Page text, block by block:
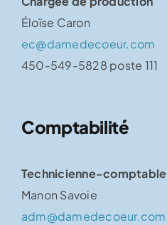
Éloïse Caron
ec@damedecoeur.com
450-549-5828 poste 111
Comptabilité
Technicienne-comptable
Manon Savoie
adm@damedecoeur.com